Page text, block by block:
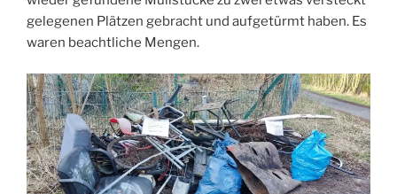
gelegenen Plätzen gebracht und aufgetürmt haben. Es
waren beachtliche Mengen.